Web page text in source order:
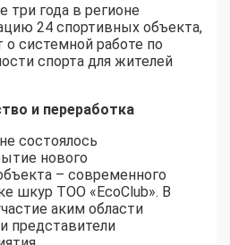
три года в регионе
24 спортивных объекта,
о системной работе по
спорта для жителей
и переработка
состоялось
нового
– современного
шкур ТОО «EcoClub». В
аким области
представители